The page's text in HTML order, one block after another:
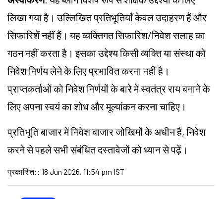
लिखा गया है। उल्लिखित प्रतिभूतियाँ केवल उदाहरण हैं और
सिफारिशें नहीं हैं। यह व्यक्तिगत सिफारिश/निवेशसलाह का
गठन नहीं करता है। इसका उद्देश्य किसी व्यक्ति या संस्था को
निवेश निर्णय लेने के लिए प्रभावित करना नहीं है।
प्राप्तकर्ताओं को निवेश निर्णयों के बारे में स्वतंत्र राय बनाने के
लिए अपना स्वयं का शोध और मूल्यांकन करना चाहिए।
प्रतिभूति बाजार में निवेश बाजारजोखिमोंके अधीन हैं, निवेश
करने से पहले सभी संबंधित दस्तावेजों को ध्यान से पढ़ें।
प्रकाशित: : 18 Jun 2026, 11:54 pm IST